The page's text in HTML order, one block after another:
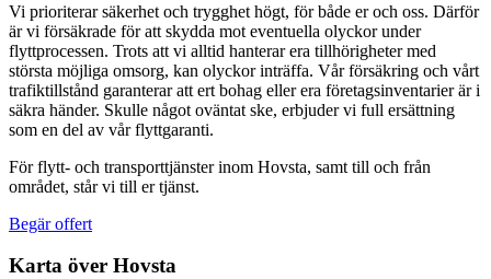
Vi prioriterar säkerhet och trygghet högt, för både er och oss. Därför
är vi försäkrade för att skydda mot eventuella olyckor under
flyttprocessen. Trots att vi alltid hanterar era tillhörigheter med
största möjliga omsorg, kan olyckor inträffa. Vår försäkring och vårt
trafiktillstånd garanterar att ert bohag eller era företagsinventarier är i
säkra händer. Skulle något oväntat ske, erbjuder vi full ersättning
som en del av vår flyttgaranti.
För flytt- och transporttjänster inom Hovsta, samt till och från
området, står vi till er tjänst.
Begär offert
Karta över Hovsta